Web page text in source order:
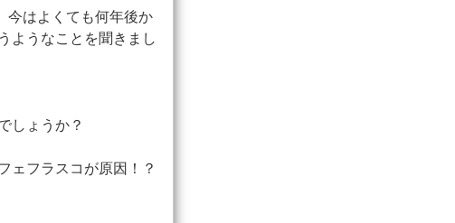
今はよくても何年後か
ようなことを聞きまし
しょうか？
ェフラスコが原因！？